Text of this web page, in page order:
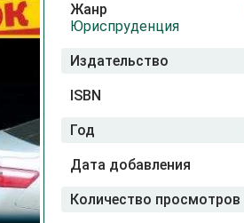
Жанр
Юриспруденция
Издательство
ISBN
Год
Дата добавления
Количество просмотров